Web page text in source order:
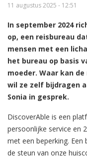
11 augustus 2025 - 12:51
In september 2024
op, een reisbureau
mensen met een
het bureau op basis
moeder. Waar kan
wil ze zelf bijdragen
Sonia in gesprek.
DiscoverAble is een
persoonlijke service en
met een beperking.
de steun van onze